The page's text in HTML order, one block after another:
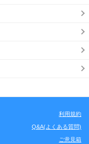
利用規約
Q&A(よくある質問)
ご意見箱